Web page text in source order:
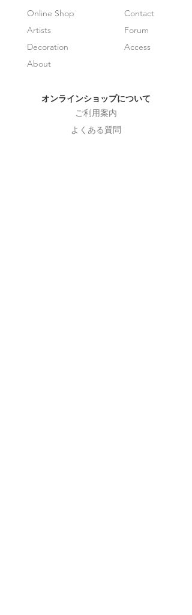
Online Shop
Artists
Decoration
About
Contact
Forum
Access
オンラインショップについて
ご利用案内
よくある質問